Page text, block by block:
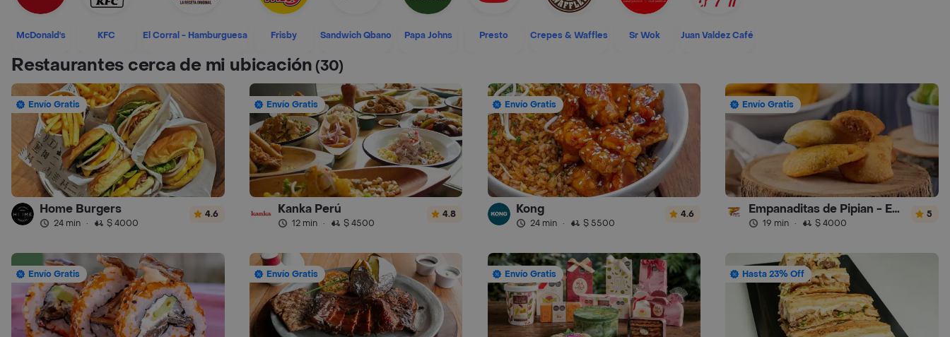
McDonald's KFC El Corral - Hamburguesa Frisby Sandwich Qbano Papa Johns Presto Crepes & Waffles Sr Wok Juan Valdez Café
Restaurantes cerca de mi ubicación(30)
Envío Gratis
Home Burgers
24 min · $ 4000
4.6
Envío Gratis
Kanka Perú
12 min · $ 4500
4.8
Envío Gratis
Kong
24 min · $ 5500
4.6
Envío Gratis
Empanaditas de Pipian - Empanadas
19 min · $ 4000
5
Envío Gratis Envío Gratis Envío Gratis Hasta 23% Off